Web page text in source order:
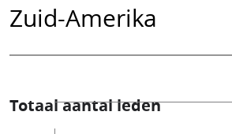
Zuid-Amerika
Totaal aantal leden